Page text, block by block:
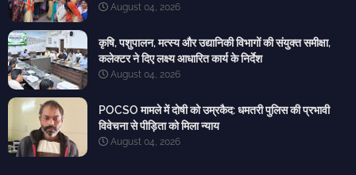
August 04, 2026
कृषि, पशुपालन, मत्स्य और उद्यानिकी विभागों की संयुक्त समीक्षा,
कलेक्टर ने दिए लक्ष्य आधारित कार्य के निर्देश
August 04, 2026
POCSO मामले में दोषी को उम्रकैद: धमतरी पुलिस की प्रभावी
विवेचना से पीड़िता को मिला न्याय
August 04, 2026